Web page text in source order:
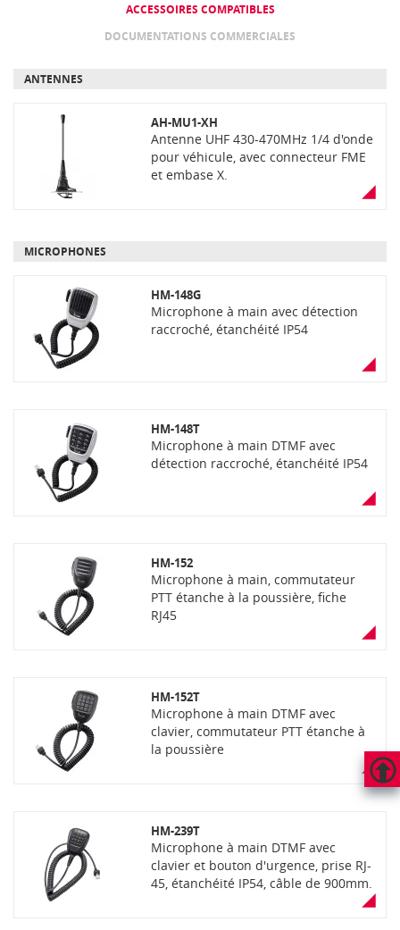
HAUT
ACCESSOIRES COMPATIBLES
DOCUMENTATIONS COMMERCIALES
ANTENNES
AH-MU1-XH
Antenne UHF 430-470MHz 1/4 d'onde
pour véhicule, avec connecteur FME
et embase X.
MICROPHONES
HM-148G
Microphone à main avec détection
raccroché, étanchéité IP54
HM-148T
Microphone à main DTMF avec
détection raccroché, étanchéité IP54
HM-152
Microphone à main, commutateur
PTT étanche à la poussière, fiche
RJ45
HM-152T
Microphone à main DTMF avec
clavier, commutateur PTT étanche à
la poussière
HM-239T
Microphone à main DTMF avec
clavier et bouton d'urgence, prise RJ-
45, étanchéité IP54, câble de 900mm.